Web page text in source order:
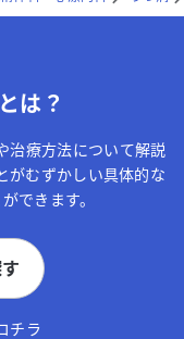
は？
治療方法について解説
がむずかしい具体的な
できます。
チラ